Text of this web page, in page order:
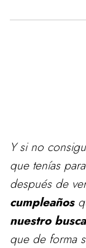
Y si no
que tenías para
después de
cumpleaños
nuestro
que de forma